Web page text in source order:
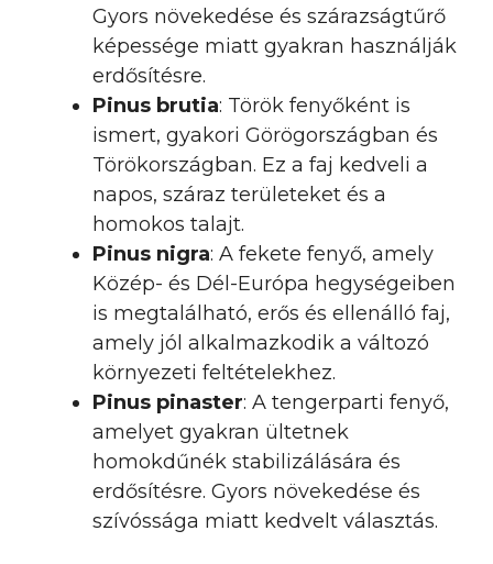
Gyors növekedése és szárazságtűrő
képessége miatt gyakran használják
erdősítésre.
Pinus brutia: Török fenyőként is
ismert, gyakori Görögországban és
Törökországban. Ez a faj kedveli a
napos, száraz területeket és a
homokos talajt.
Pinus nigra: A fekete fenyő, amely
Közép- és Dél-Európa hegységeiben
is megtalálható, erős és ellenálló faj,
amely jól alkalmazkodik a változó
környezeti feltételekhez.
Pinus pinaster: A tengerparti fenyő,
amelyet gyakran ültetnek
homokdűnék stabilizálására és
erdősítésre. Gyors növekedése és
szívóssága miatt kedvelt választás.